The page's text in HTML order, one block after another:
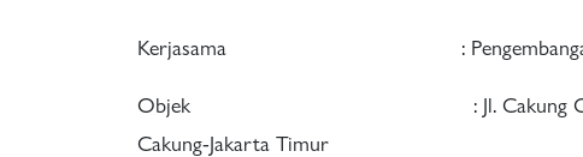
Kerjasama : Pengembangan
Objek : Jl. Cakung Cilincing Timur,
Cakung-Jakarta Timur